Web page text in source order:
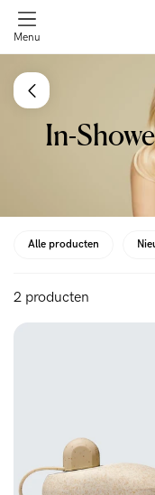
Menu
In-
2 producten
Alle producten
2 producten